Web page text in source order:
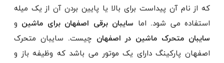
که از نام آن پیداست برای بالا یا پایین بردن آن از یک میله
استفاده می شود. اما سایبان برقی اصفهان برای ماشین و
سایبان متحرک ماشین در اصفهان چیست. سایبان متحرک
اصفهان پارکینگ دارای یک موتور می باشد که وظیفه باز و